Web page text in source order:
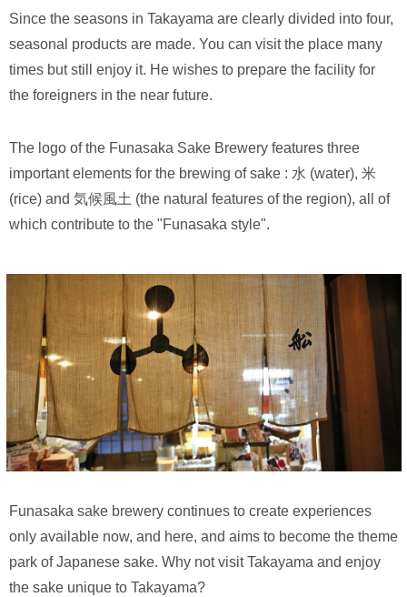
Since the seasons in Takayama are clearly divided into four,
seasonal products are made. You can visit the place many
times but still enjoy it. He wishes to prepare the facility for
the foreigners in the near future.
The logo of the Funasaka Sake Brewery features three
important elements for the brewing of sake : 水 (water), 米
(rice) and 気候風土 (the natural features of the region), all of
which contribute to the "Funasaka style".
Funasaka sake brewery continues to create experiences
only available now, and here, and aims to become the theme
park of Japanese sake. Why not visit Takayama and enjoy
the sake unique to Takayama?